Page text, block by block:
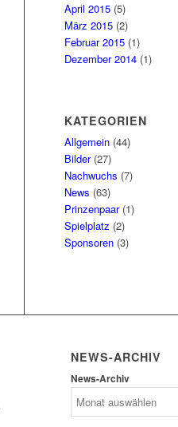
April 2015 (5)
März 2015 (2)
Februar 2015 (1)
Dezember 2014 (1)
KATEGORIEN
Allgemein (44)
Bilder(27)
Nachwuchs (7)
News (63)
Prinzenpaar(1)
Spielplatz (2)
Sponsoren (3)
NEWS-ARCHIV
News-Archiv